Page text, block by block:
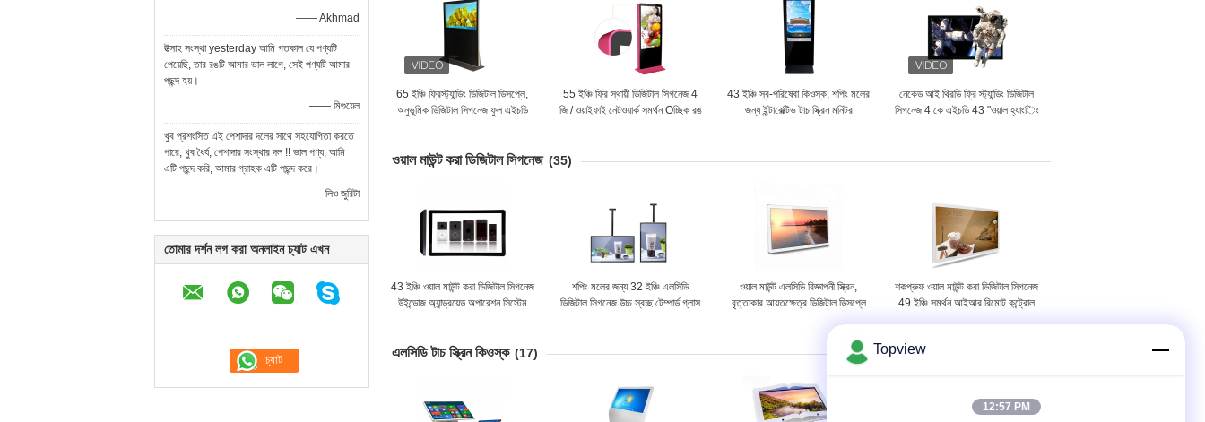
—— Akhmad
উত্সাহ সংস্থা yesterday আমি গতকাল যে পণ্যটি
পেয়েছি, তার রঙটি আমার ভাল লাগে, সেই পণ্যটি আমার
পছন্দ হয়।
—— মিগুয়েল
খুব প্রশংসিত এই পেশাদার দলের সাথে সহযোগিতা করতে
পারে, খুব ধৈর্য, ​​পেশাদার সংস্থার দল !! ভাল পণ্য, আমি
এটি পছন্দ করি, আমার গ্রাহক এটি পছন্দ করে।
—— লিও জুরিটা
তোমার দর্শন লগ করা অনলাইন চ্যাট এখন
65 ইঞ্চি ফ্রিস্ট্যান্ডিং ডিজিটাল ডিসপ্লে,
অনুভূমিক ডিজিটাল সিগনেজ ফুল এইচডি
55 ইঞ্চি ফ্রি স্থায়ী ডিজিটাল সিগনেজ 4
জি / ওয়াইফাই নেটওয়ার্ক সমর্থন Oচ্ছিক রঙ
43 ইঞ্চি স্ব-পরিষেবা কিওস্ক, শপিং মলের
জন্য ইন্টারেক্টিভ টাচ স্ক্রিন মনিটর
নেকেড আই থ্রিডি ফ্রি স্ট্যান্ডিং ডিজিটাল
সিগনেজ 4 কে এইচডি 43 "ওয়াল হ্যাংিং
ওয়াল মাউন্ট করা ডিজিটাল সিগনেজ (35)
43 ইঞ্চি ওয়াল মাউন্ট করা ডিজিটাল সিগনেজ
উইন্ডোজ অ্যান্ড্রয়েড অপারেশন সিস্টেম
শপিং মলের জন্য 32 ইঞ্চি এলসিডি
ডিজিটাল সিগনেজ উচ্চ স্বচ্ছ টেম্পার্ড গ্লাস
ওয়াল মাউন্ট এলসিডি বিজ্ঞাপনী স্ক্রিন,
বৃত্তাকার আয়তক্ষেত্র ডিজিটাল ডিসপ্লে
শকপ্রুফ ওয়াল মাউন্ট করা ডিজিটাল সিগনেজ
49 ইঞ্চি সমর্থন আইআর রিমোট কন্ট্রোল
এলসিডি টাচ স্ক্রিন কিওস্ক (17) Topview
12:57 PM